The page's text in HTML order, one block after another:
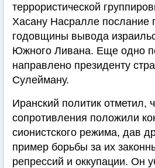
террористической
Хасану Насралле послание
годовщины вывода
Южного Ливана. Еще одно
направлено президенту
Сулейману.
Иранский политик отметил,
сопротивления положили
сионистского режима, дав
пример борьбы за их
репрессий и оккупации. Он